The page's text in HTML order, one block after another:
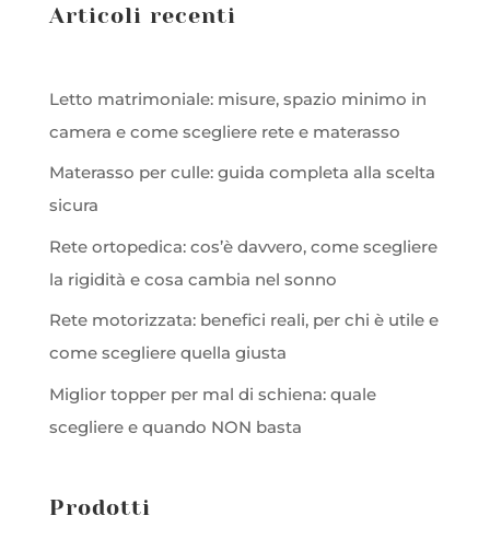
Articoli recenti
Letto matrimoniale: misure, spazio minimo in
camera e come scegliere rete e materasso
Materasso per culle: guida completa alla scelta
sicura
Rete ortopedica: cos’è davvero, come scegliere
la rigidità e cosa cambia nel sonno
Rete motorizzata: benefici reali, per chi è utile e
come scegliere quella giusta
Miglior topper per mal di schiena: quale
scegliere e quando NON basta
Prodotti